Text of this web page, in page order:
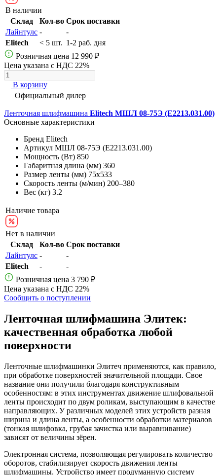
В наличии
Склад
Кол-во Срок поставки
Лайнтулс -
-
Elitech
< 5 шт. 1-2 раб. дня
Розничная цена 12 990 ₽
Цена указана с НДС 22%
В корзину
Официальный дилер
Ленточная шлифмашина Elitech МШЛ 08-75Э (E2213.031.00)
Основные характеристики
Бренд Elitech
Артикул МШЛ 08-75Э (E2213.031.00)
Мощность (Вт) 850
Габаритная длина (мм) 360
Размер ленты (мм) 75х533
Скорость ленты (м/мин) 200–380
Вес (кг) 3.2
Наличие товара
Нет в наличии
Склад
Кол-во Срок поставки
Лайнтулс -
-
Elitech
-
-
Розничная цена 3 790 ₽
Цена указана с НДС 22%
Сообщить о поступлении
Ленточная шлифмашина Элитек:
качественная обработка любой
поверхности
Ленточные шлифмашинки Элитеч применяются, как правило,
при обработке поверхностей значительной площади. Свое
название они получили благодаря конструктивным
особенностям: в этих инструментах движение шлифовальной
ленты происходит по двум роликам, выступающим в качестве
направляющих. У различных моделей этих устройств разная
ширина и длина ленты, а особенности обработки материалов
(тонкая шлифовка, грубая зачистка или выравнивание)
зависят от величины зёрен.
Электронная система, позволяющая регулировать количество
оборотов, стабилизирует скорость движения ленты
шлифмашины. Устройство имеет продуманную систему